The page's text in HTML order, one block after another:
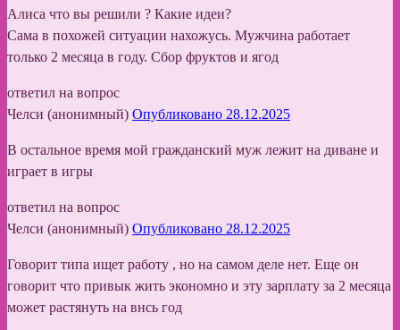
Алиса что вы решили ? Какие идеи?
Сама в похожей ситуации нахожусь. Мужчина работает
только 2 месяца в году. Сбор фруктов и ягод
ответил на вопрос
Челси (анонимный) Опубликовано 28.12.2025
В остальное время мой гражданский муж лежит на диване и
играет в игры
ответил на вопрос
Челси (анонимный) Опубликовано 28.12.2025
Говорит типа ищет работу , но на самом деле нет. Еще он
говорит что привык жить экономно и эту зарплату за 2 месяца
может растянуть на внсь год